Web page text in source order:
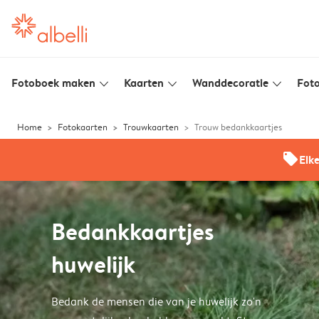
Fotoboek maken slim_arrow_down Kaarten slim_arrow_down Wanddecoratie slim_arrow_down
Home Fotokaarten Trouwkaarten Trouw bedankkaartjes
offers
Bedankkaartjes
huwelijk
Bedank de mensen die van je huwelijk zo'n